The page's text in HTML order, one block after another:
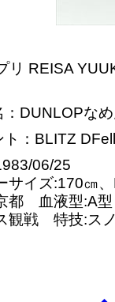
リ REISA
：DUNLOPな
ト：BLITZ
06/25
サイズ:170㎝
都 血液型:A型
観戦 特技:ス